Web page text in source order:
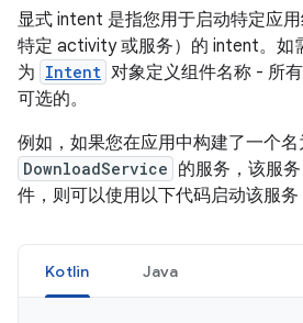
显式 intent 是指您用于启动特定应
特定 activity 或服务）的 intent。如
为 Intent 对象定义组件名称 - 所
可选的。
例如，如果您在应用中构建了一个名
DownloadService 的服务，该服
件，则可以使用以下代码启动该服务
Kotlin Java